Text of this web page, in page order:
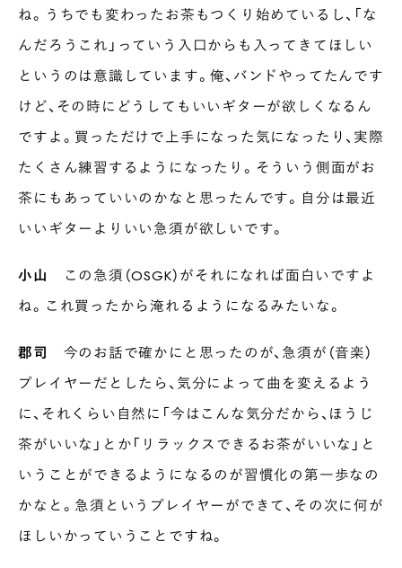
Ocha SURU? Lab.
PAUSE & INSPIRE
COLUMN
COLOURS BY CHAGOCORO
ね。うちでも変わったお茶もつくり始めているし、「な
んだろうこれ」っていう入口からも入ってきてほしい
というのは意識しています。俺、バンドやってたんです
けど、その時にどうしてもいいギターが欲しくなるん
ですよ。買っただけで上手になった気になったり、実際
たくさん練習するようになったり。そういう側面がお
茶にもあっていいのかなと思ったんです。自分は最近
いいギターよりいい急須が欲しいです。
小山
この急須（OSGK）がそれになれば面白いですよ
ね。これ買ったから淹れるようになるみたいな。
郡司
今のお話で確かにと思ったのが、急須が（音楽）
プレイヤーだとしたら、気分によって曲を変えるよう
に、それくらい自然に「今はこんな気分だから、ほうじ
茶がいいな」とか「リラックスできるお茶がいいな」と
いうことができるようになるのが習慣化の第一歩なの
かなと。急須というプレイヤーができて、その次に何が
ほしいかっていうことですね。